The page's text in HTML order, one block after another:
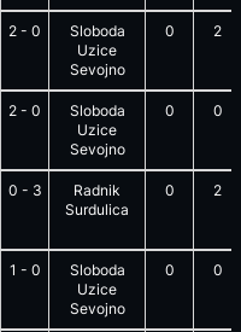
2 - 0
Sloboda
Uzice
Sevojno
0 2
2 - 0
Sloboda
Uzice
Sevojno
0 0
0 - 3
Radnik
Surdulica
0 2
1 - 0
Sloboda
Uzice
Sevojno
0 0